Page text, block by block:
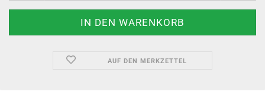
AUF DEN MERKZETTEL